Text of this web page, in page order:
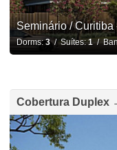
Seminário / Curitiba
Dorms:3/ Suítes:1/
Cobertura Duplex